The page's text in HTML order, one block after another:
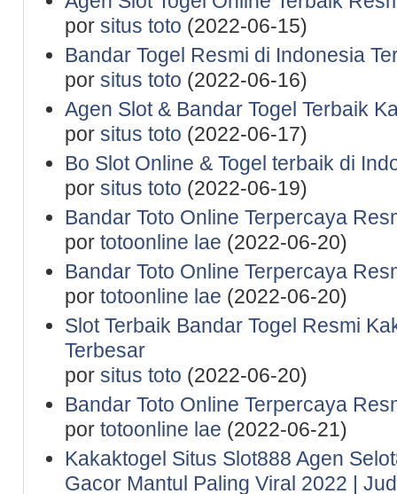
por situs toto (2022-06-15)
Bandar Togel Resmi di Indonesia
por situs toto (2022-06-16)
Agen Slot & Bandar Togel Terbaik
por situs toto (2022-06-17)
Bo Slot Online & Togel terbaik di
por situs toto (2022-06-19)
Bandar Toto Online Terpercaya
por totoonline lae (2022-06-20)
Bandar Toto Online Terpercaya
por totoonline lae (2022-06-20)
Slot Terbaik Bandar Togel Resmi
Terbesar
por situs toto (2022-06-20)
Bandar Toto Online Terpercaya
por totoonline lae (2022-06-21)
Kakaktogel Situs Slot888 Agen
Gacor Mantul Paling Viral 2022 |